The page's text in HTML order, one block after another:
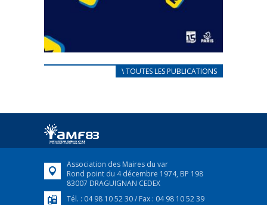
CARNET D’ACCUEIL
Afin d’accompagner au mieux les réfugiés
FEUILLETER
\ TOUTES LES PUBLICATIONS
Association des Maires du var
Rond point du 4 décembre 1974, BP 198
83007 DRAGUIGNAN CEDEX
Tél. : 04 98 10 52 30 / Fax : 04 98 10 52 39